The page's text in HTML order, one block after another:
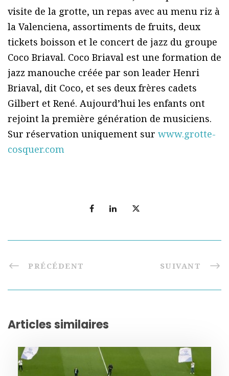
visite de la grotte, un repas avec au menu riz à
la Valenciena, assortiments de fruits, deux
tickets boisson et le concert de jazz du groupe
Coco Briaval. Coco Briaval est une formation de
jazz manouche créée par son leader Henri
Briaval, dit Coco, et ses deux frères cadets
Gilbert et René. Aujourd’hui les enfants ont
rejoint la première génération de musiciens.
Sur réservation uniquement sur www.grotte-
cosquer.com
PRÉCÉDENT SUIVANT
Articles similaires